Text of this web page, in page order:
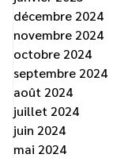
décembre 2024
novembre 2024
octobre 2024
septembre 2024
août 2024
juillet 2024
juin 2024
mai 2024